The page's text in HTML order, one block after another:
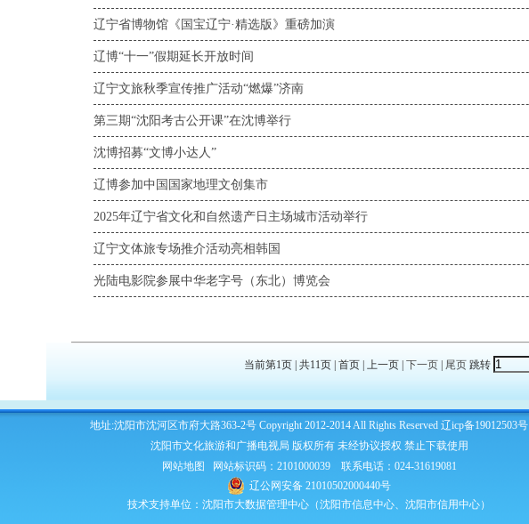
辽宁省博物馆《国宝辽宁·精选版》重磅加演
辽博“十一”假期延长开放时间
辽宁文旅秋季宣传推广活动“燃爆”济南
第三期“沈阳考古公开课”在沈博举行
沈博招募“文博小达人”
辽博参加中国国家地理文创集市
2025年辽宁省文化和自然遗产日主场城市活动举行
辽宁文体旅专场推介活动亮相韩国
光陆电影院参展中华老字号（东北）博览会
当前第1页 | 共11页 | 首页 | 上一页 | 下一页| 尾页跳转
地址:沈阳市沈河区市府大路363-2号 Copyright 2012-2014 All Rights Reserved 辽icp备19012503号
沈阳市文化旅游和广播电视局 版权所有 未经协议授权 禁止下载使用
网站地图
网站标识码：2101000039 联系电话：024-31619081
辽公网安备 21010502000440号
技术支持单位：沈阳市大数据管理中心（沈阳市信息中心、沈阳市信用中心）